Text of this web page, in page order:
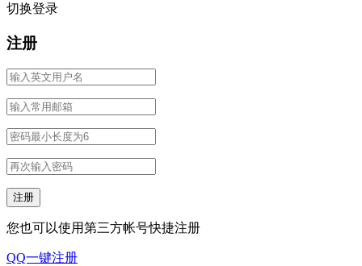
切换登录
注册
您也可以使用第三方帐号快捷注册
QQ一键注册